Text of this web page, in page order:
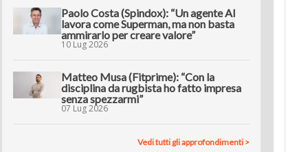
Paolo Costa (Spindox): “Un agente AI
lavora come Superman, ma non basta
ammirarlo per creare valore”
10 Lug 2026
Matteo Musa (Fitprime): “Con la
disciplina da rugbista ho fatto impresa
senza spezzarmi”
07 Lug 2026
Vedi tutti gli approfondimenti >